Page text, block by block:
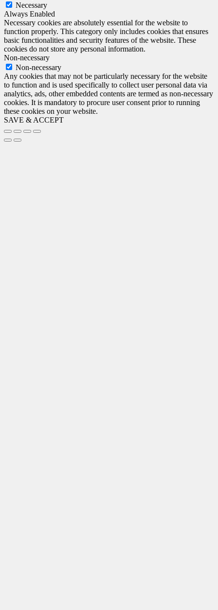
Necessary
Always Enabled
Necessary cookies are absolutely essential for the website to
function properly. This category only includes cookies that ensures
basic functionalities and security features of the website. These
cookies do not store any personal information.
Non-necessary
Non-necessary
Any cookies that may not be particularly necessary for the website
to function and is used specifically to collect user personal data via
analytics, ads, other embedded contents are termed as non-necessary
cookies. It is mandatory to procure user consent prior to running
these cookies on your website.
SAVE & ACCEPT